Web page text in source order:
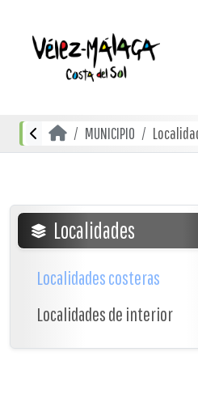
MUNICIPIO
Localidades
Localidades costeras
Localidades de interior